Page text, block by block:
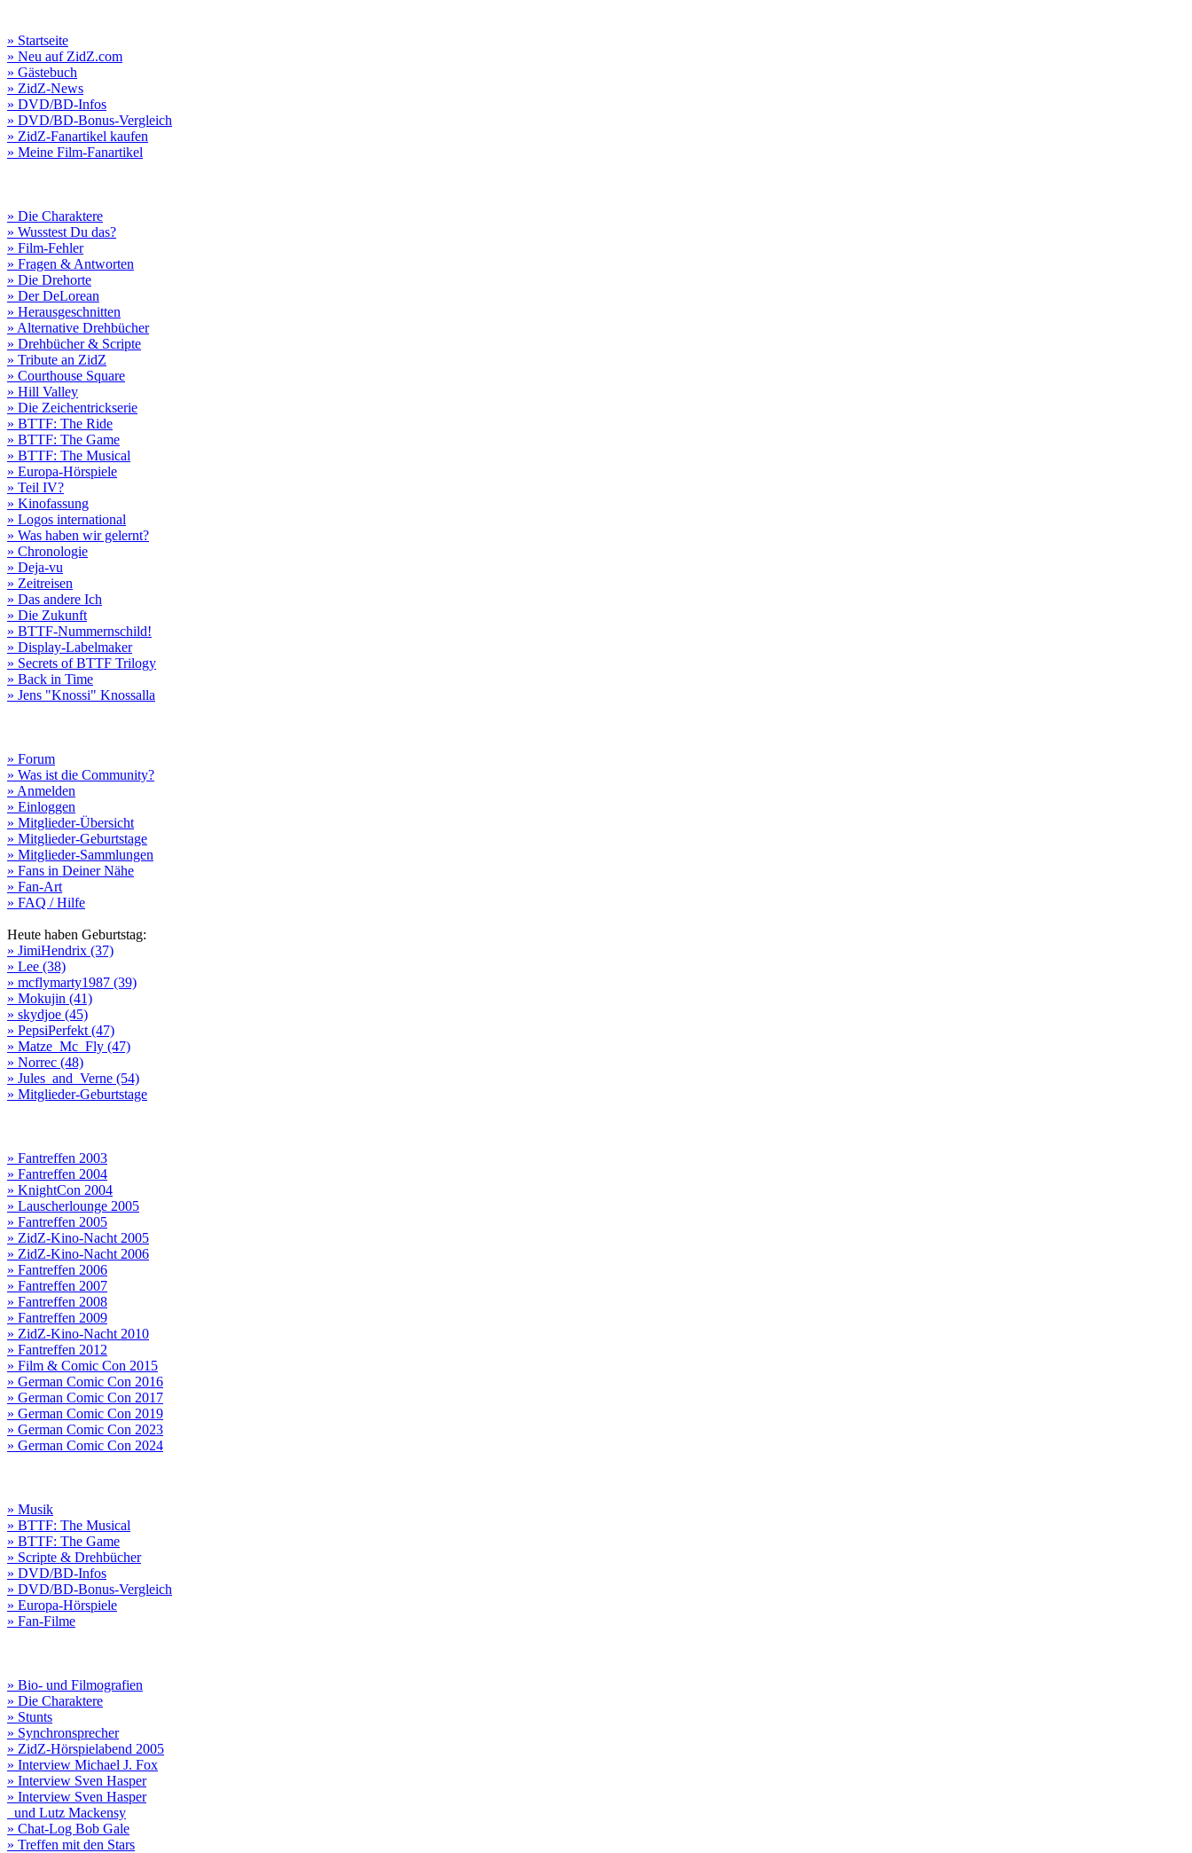
» Startseite
» Neu auf ZidZ.com
» Gästebuch
» ZidZ-News
» DVD/BD-Infos
» DVD/BD-Bonus-Vergleich
» ZidZ-Fanartikel kaufen
» Meine Film-Fanartikel
» Die Charaktere
» Wusstest Du das?
» Film-Fehler
» Fragen & Antworten
» Die Drehorte
» Der DeLorean
» Herausgeschnitten
» Alternative Drehbücher
» Drehbücher & Scripte
» Tribute an ZidZ
» Courthouse Square
» Hill Valley
» Die Zeichentrickserie
» BTTF: The Ride
» BTTF: The Game
» BTTF: The Musical
» Europa-Hörspiele
» Teil IV?
» Kinofassung
» Logos international
» Was haben wir gelernt?
» Chronologie
» Deja-vu
» Zeitreisen
» Das andere Ich
» Die Zukunft
» BTTF-Nummernschild!
» Display-Labelmaker
» Secrets of BTTF Trilogy
» Back in Time
» Jens "Knossi" Knossalla
» Forum
» Was ist die Community?
» Anmelden
» Einloggen
» Mitglieder-Übersicht
» Mitglieder-Geburtstage
» Mitglieder-Sammlungen
» Fans in Deiner Nähe
» Fan-Art
» FAQ / Hilfe
Heute haben Geburtstag:
» JimiHendrix (37)
» Lee (38)
» mcflymarty1987 (39)
» Mokujin (41)
» skydjoe (45)
» PepsiPerfekt (47)
» Matze_Mc_Fly (47)
» Norrec (48)
» Jules_and_Verne (54)
» Mitglieder-Geburtstage
» Fantreffen 2003
» Fantreffen 2004
» KnightCon 2004
» Lauscherlounge 2005
» Fantreffen 2005
» ZidZ-Kino-Nacht 2005
» ZidZ-Kino-Nacht 2006
» Fantreffen 2006
» Fantreffen 2007
» Fantreffen 2008
» Fantreffen 2009
» ZidZ-Kino-Nacht 2010
» Fantreffen 2012
» Film & Comic Con 2015
» German Comic Con 2016
» German Comic Con 2017
» German Comic Con 2019
» German Comic Con 2023
» German Comic Con 2024
» Musik
» BTTF: The Musical
» BTTF: The Game
» Scripte & Drehbücher
» DVD/BD-Infos
» DVD/BD-Bonus-Vergleich
» Europa-Hörspiele
» Fan-Filme
» Bio- und Filmografien
» Die Charaktere
» Stunts
» Synchronsprecher
» ZidZ-Hörspielabend 2005
» Interview Michael J. Fox
» Interview Sven Hasper
» Interview Sven Hasper
und Lutz Mackensy
» Chat-Log Bob Gale
» Treffen mit den Stars